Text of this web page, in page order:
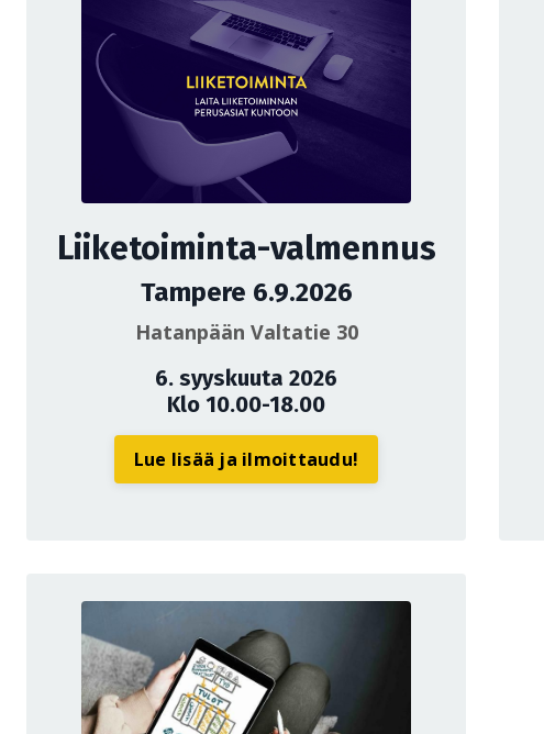
Liiketoiminta-valmennus
Tampere 6.9.2026
Hatanpään Valtatie 30
6. syyskuuta 2026
Klo 10.00-18.00
Lue lisää ja ilmoittaudu!